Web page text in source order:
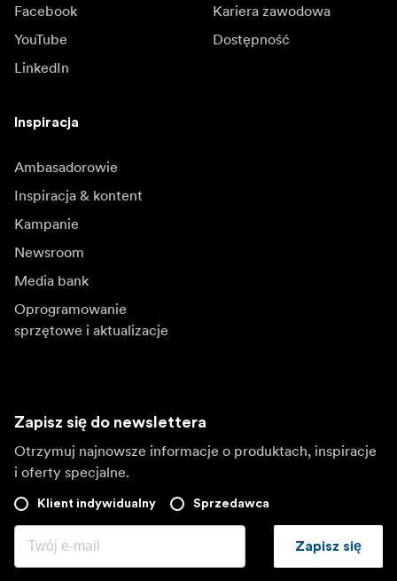
Facebook
YouTube
LinkedIn
Kariera zawodowa
Dostępność
Inspiracja
Ambasadorowie
Inspiracja & kontent
Kampanie
Newsroom
Media bank
Oprogramowanie
sprzętowe i aktualizacje
Zapisz się do newslettera
Otrzymuj najnowsze informacje o produktach, inspiracje
i oferty specjalne.
Klient indywidualny Sprzedawca
Zapisz się